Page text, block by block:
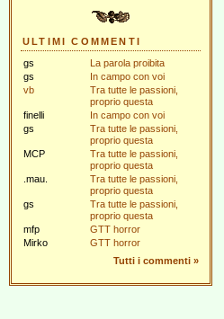
ULTIMI COMMENTI
gs
La parola proibita
gs
In campo con voi
vb
Tra tutte le passioni,
proprio questa
finelli
In campo con voi
gs
Tra tutte le passioni,
proprio questa
MCP
Tra tutte le passioni,
proprio questa
.mau.
Tra tutte le passioni,
proprio questa
gs
Tra tutte le passioni,
proprio questa
mfp
GTT horror
Mirko
GTT horror
Tutti i commenti »